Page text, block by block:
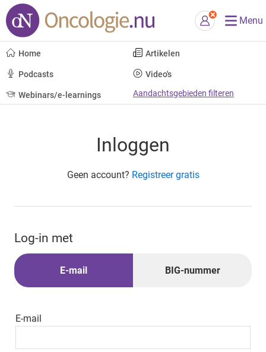
Menu
Home Artikelen
Podcasts Video's
Webinars/e-learnings Aandachtsgebieden filteren
Inloggen
Geen account? Registreer gratis
Log-in met
E-mail
E-mail
BIG-nummer